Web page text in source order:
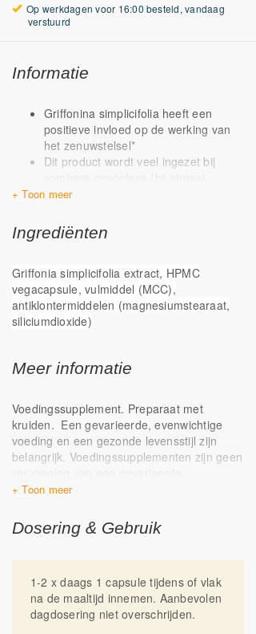
Op werkdagen voor 16:00 besteld, vandaag
verstuurd
Informatie
Griffonina simplicifolia heeft een
positieve invloed op de werking van
het zenuwstelsel*
Dit product wordt veel ingezet bij
sombere gevoelens (bij stress)
5-hydroxytryptofaan (5-HTP) is een
met gewoon tryptofaan
goedkeuring door de Europese Commissie
Ingrediënten
Griffonia simplicifolia extract, HPMC
vegacapsule, vulmiddel (MCC),
antiklontermiddelen (magnesiumstearaat,
siliciumdioxide)
Meer informatie
Voedingssupplement. Preparaat met
kruiden. Een gevarieerde, evenwichtige
voeding en een gezonde levensstijl zijn
belangrijk. Voedingssupplementen zijn geen
voeding De capsules hebben een
kunnen lichte misselijkheid ervaren na het
gebruik. Dit is een snel voorbijgaand
gebruiken bij zwangerschap en
borstvoeding. Niet gebruiken in combinatie
met medicijnen die de hersenstofwisseling
Dosering & Gebruik
1-2 x daags 1 capsule tijdens of vlak
na de maaltijd innemen. Aanbevolen
dagdosering niet overschrijden.